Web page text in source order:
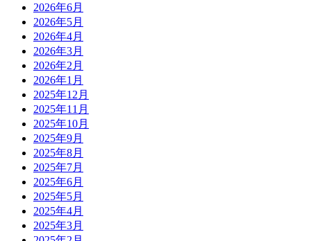
2026年6月
2026年5月
2026年4月
2026年3月
2026年2月
2026年1月
2025年12月
2025年11月
2025年10月
2025年9月
2025年8月
2025年7月
2025年6月
2025年5月
2025年4月
2025年3月